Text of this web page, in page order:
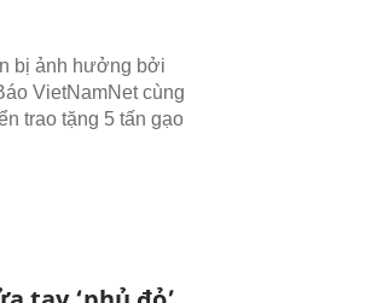
bị ảnh hưởng bởi
VietNamNet cùng
trao tặng 5 tấn gạo